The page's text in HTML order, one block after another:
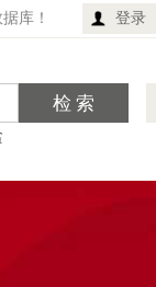
登录
库！